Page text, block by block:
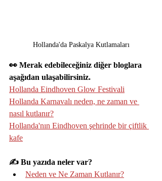
Hollanda'da Paskalya Kutlamaları
👀 Merak edebileceğiniz diğer bloglara
aşağıdan ulaşabilirsiniz.
Hollanda Eindhoven Glow Festivali
Hollanda Karnavalı neden, ne zaman ve
nasıl kutlanır?
Hollanda'nın Eindhoven şehrinde bir çiftlik
kafe
✍️ Bu yazıda neler var?
Neden ve Ne Zaman Kutlanır?